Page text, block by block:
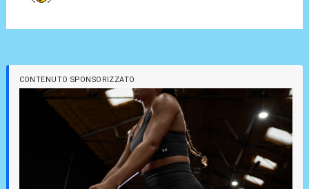
CONTENUTO SPONSORIZZATO